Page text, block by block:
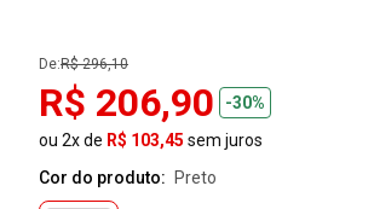
De:R$ 296,10
R$ 206,90
-30%
ou 2x de R$ 103,45 sem juros
Cor do produto:
preto